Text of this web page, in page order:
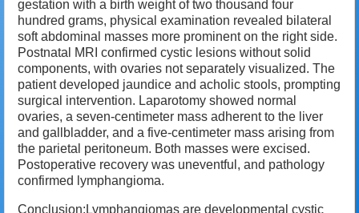
gestation with a birth weight of two thousand four
hundred grams, physical examination revealed bilateral
soft abdominal masses more prominent on the right side.
Postnatal MRI confirmed cystic lesions without solid
components, with ovaries not separately visualized. The
patient developed jaundice and acholic stools, prompting
surgical intervention. Laparotomy showed normal
ovaries, a seven-centimeter mass adherent to the liver
and gallbladder, and a five-centimeter mass arising from
the parietal peritoneum. Both masses were excised.
Postoperative recovery was uneventful, and pathology
confirmed lymphangioma.
Conclusion:Lymphangiomas are developmental cystic